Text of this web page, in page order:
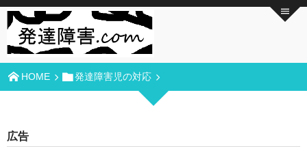
HOME 発達障害児の対応
広告